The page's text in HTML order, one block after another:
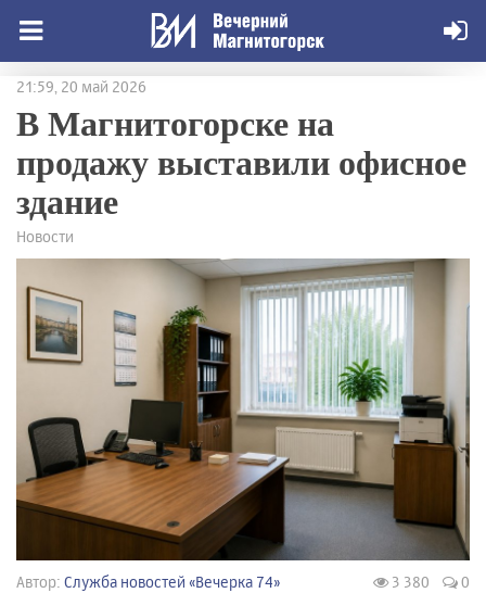
21:59, 20 май 2026
В Магнитогорске на
продажу выставили офисное
здание
Новости
Автор: Служба новостей «Вечерка 74» 3 380 0